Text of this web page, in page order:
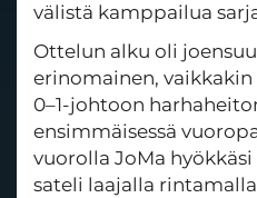
välistä kamppailua
Ottelun alku oli
erinomainen,
0–1-johtoon
ensimmäisessä
vuorolla JoMa
sateli laajalla